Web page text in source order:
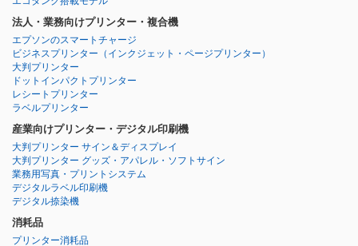
法人・業務向けプリンター・複合機
エプソンのスマートチャージ
ビジネスプリンター （インクジェット・ページプリンター）
大判プリンター
ドットインパクトプリンター
レシートプリンター
ラベルプリンター
産業向けプリンター・デジタル印刷機
大判プリンター サイン＆ディスプレイ
大判プリンター グッズ・アパレル・ソフトサイン
業務用写真・プリントシステム
デジタルラベル印刷機
デジタル捺染機
消耗品
プリンター消耗品